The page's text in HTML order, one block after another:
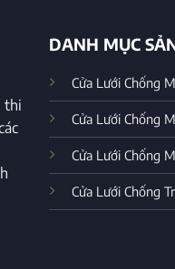
thi
DANH MỤC
Cửa Lưới Chống
Cửa Lưới Chống
Cửa Lưới Chống
Cửa Lưới Chống